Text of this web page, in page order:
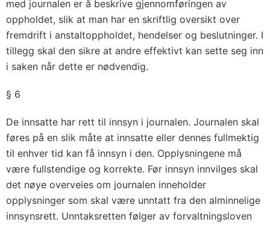
med journalen er å beskrive gjennomføringen av
oppholdet, slik at man har en skriftlig oversikt over
fremdrift i anstaltoppholdet, hendelser og beslutninger. I
tillegg skal den sikre at andre effektivt kan sette seg inn
i saken når dette er nødvendig.
§ 6
De innsatte har rett til innsyn i journalen. Journalen skal
føres på en slik måte at innsatte eller dennes fullmektig
til enhver tid kan få innsyn i den. Opplysningene må
være fullstendige og korrekte. Før innsyn innvilges skal
det nøye overveies om journalen inneholder
opplysninger som skal være unntatt fra den alminnelige
innsynsrett. Unntaksretten følger av forvaltningsloven